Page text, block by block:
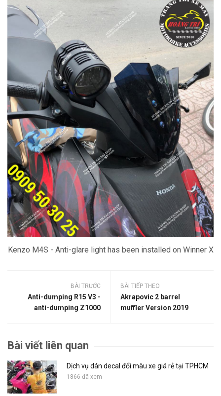
Kenzo M4S - Anti-glare light has been installed on Winner X
BÀI TRƯỚC
Anti-dumping R15 V3 -
anti-dumping Z1000
BÀI TIẾP THEO
Akrapovic 2 barrel
muffler Version 2019
Bài viết liên quan
Dịch vụ dán decal đổi màu xe giá rẻ tại TPHCM
1866 đã xem